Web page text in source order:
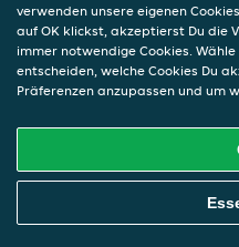
dem erfrischend-
und orange.
3,25 €
Enthält Koffein. Für Kinder
nicht geeignet. (6,0 mg/100
Ice Tea Pfirsich
Online
verwenden unsere eigenen
auf OK klickst, akzeptierst Du die
immer notwendige Cookies. Wähle
entscheiden, welche Cookies Du
Präferenzen anzupassen und um